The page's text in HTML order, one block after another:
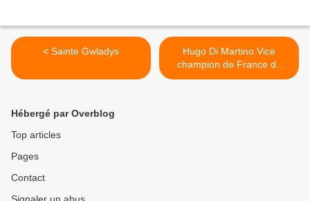
< Sainte Gwladys
Hugo Di Martino Vice
champion de France de
Full-contact >
Hébergé par Overblog
Top articles
Pages
Contact